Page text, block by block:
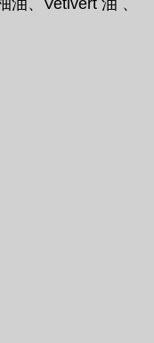
、Vetivert 油 、